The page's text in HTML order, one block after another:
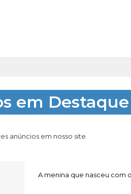
em Destaque
anúncios em nosso site
A menina que nasceu com